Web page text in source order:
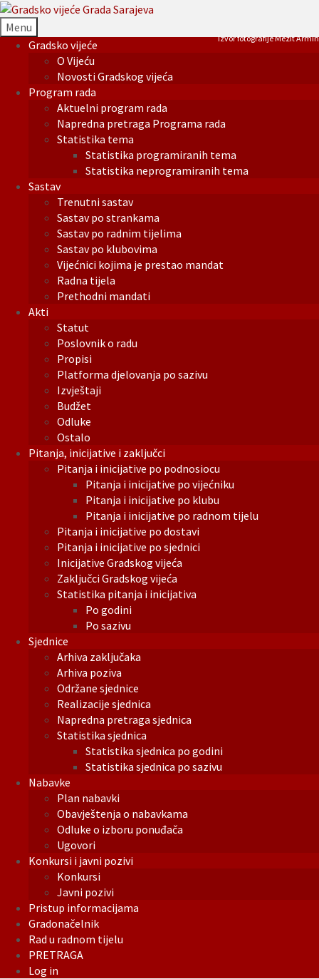
Menu
Gradsko vijeće
O Vijeću
Novosti Gradskog vijeća
Program rada
Aktuelni program rada
Napredna pretraga Programa rada
Statistika tema
Statistika programiranih tema
Statistika neprogramiranih tema
Sastav
Trenutni sastav
Sastav po strankama
Sastav po radnim tijelima
Sastav po klubovima
Vijećnici kojima je prestao mandat
Radna tijela
Prethodni mandati
Akti
Statut
Poslovnik o radu
Propisi
Platforma djelovanja po sazivu
Izvještaji
Budžet
Odluke
Ostalo
Pitanja, inicijative i zaključci
Pitanja i inicijative po podnosiocu
Pitanja i inicijative po vijećniku
Pitanja i inicijative po klubu
Pitanja i inicijative po radnom tijelu
Pitanja i inicijative po dostavi
Pitanja i inicijative po sjednici
Inicijative Gradskog vijeća
Zaključci Gradskog vijeća
Statistika pitanja i inicijativa
Po godini
Po sazivu
Sjednice
Arhiva zaključaka
Arhiva poziva
Održane sjednice
Realizacije sjednica
Napredna pretraga sjednica
Statistika sjednica
Statistika sjednica po godini
Statistika sjednica po sazivu
Nabavke
Plan nabavki
Obavještenja o nabavkama
Odluke o izboru ponuđača
Ugovori
Konkursi i javni pozivi
Konkursi
Javni pozivi
Pristup informacijama
Gradonačelnik
Rad u radnom tijelu
PRETRAGA
Log in
Izvor fotografije Mezit Armin